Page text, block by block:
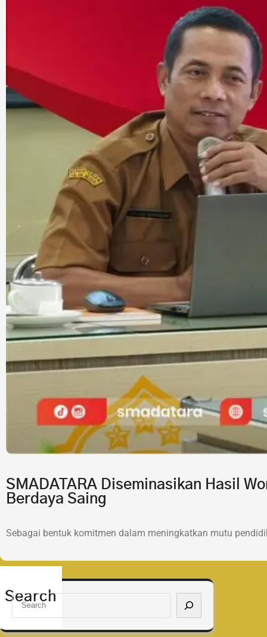
SMADATARA Diseminasikan Hasil
Berdaya Saing
Sebagai bentuk komitmen dalam meningkatkan mutu
Search
S
a